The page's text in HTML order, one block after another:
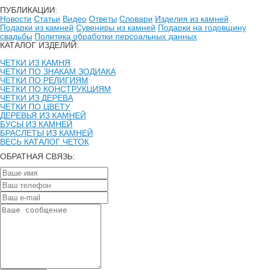
ПУБЛИКАЦИИ:
Новости Статьи Видео Ответы Словари Изделия из камней
Подарки из камней Сувениры из камней Подарки на годовщину
свадьбы Политика обработки персоальных данных
КАТАЛОГ ИЗДЕЛИЙ:
ЧЕТКИ ИЗ КАМНЯ
ЧЕТКИ ПО ЗНАКАМ ЗОДИАКА
ЧЕТКИ ПО РЕЛИГИЯМ
ЧЕТКИ ПО КОНСТРУКЦИЯМ
ЧЕТКИ ИЗ ДЕРЕВА
ЧЕТКИ ПО ЦВЕТУ
ДЕРЕВЬЯ ИЗ КАМНЕЙ
БУСЫ ИЗ КАМНЕЙ
БРАСЛЕТЫ ИЗ КАМНЕЙ
ВЕСЬ КАТАЛОГ ЧЕТОК
ОБРАТНАЯ СВЯЗЬ: